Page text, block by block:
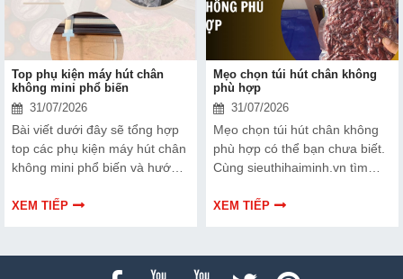
Top phụ kiện máy hút chân
không mini phổ biến
31/07/2026
Bài viết dưới đây sẽ tổng hợp
top các phụ kiện máy hút chân
không mini phổ biến và hướng
chuẩn kỹ thuật ngay tại nhà.
XEM TIẾP
Mẹo chọn túi hút chân không
phù hợp
31/07/2026
Mẹo chọn túi hút chân không
phù hợp có thể bạn chưa biết.
Cùng sieuthihaiminh.vn tìm
thông tin bài viết dưới đây nhé!
XEM TIẾP